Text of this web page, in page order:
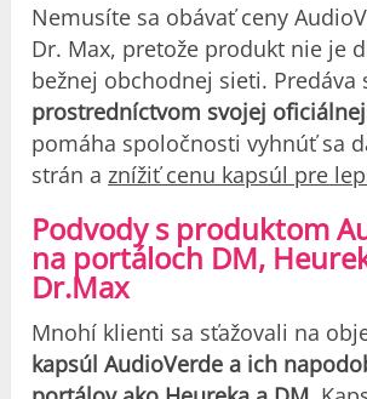
Nemusíte sa obávať ceny
Dr. Max, pretože produkt nie je
bežnej obchodnej sieti. Predáva
prostredníctvom svojej
pomáha spoločnosti vyhnúť sa
strán a znížiť cenu kapsúl pre
Podvody s produktom
na portáloch DM,
Dr.Max
Mnohí klienti sa sťažovali na
kapsúl AudioVerde a ich